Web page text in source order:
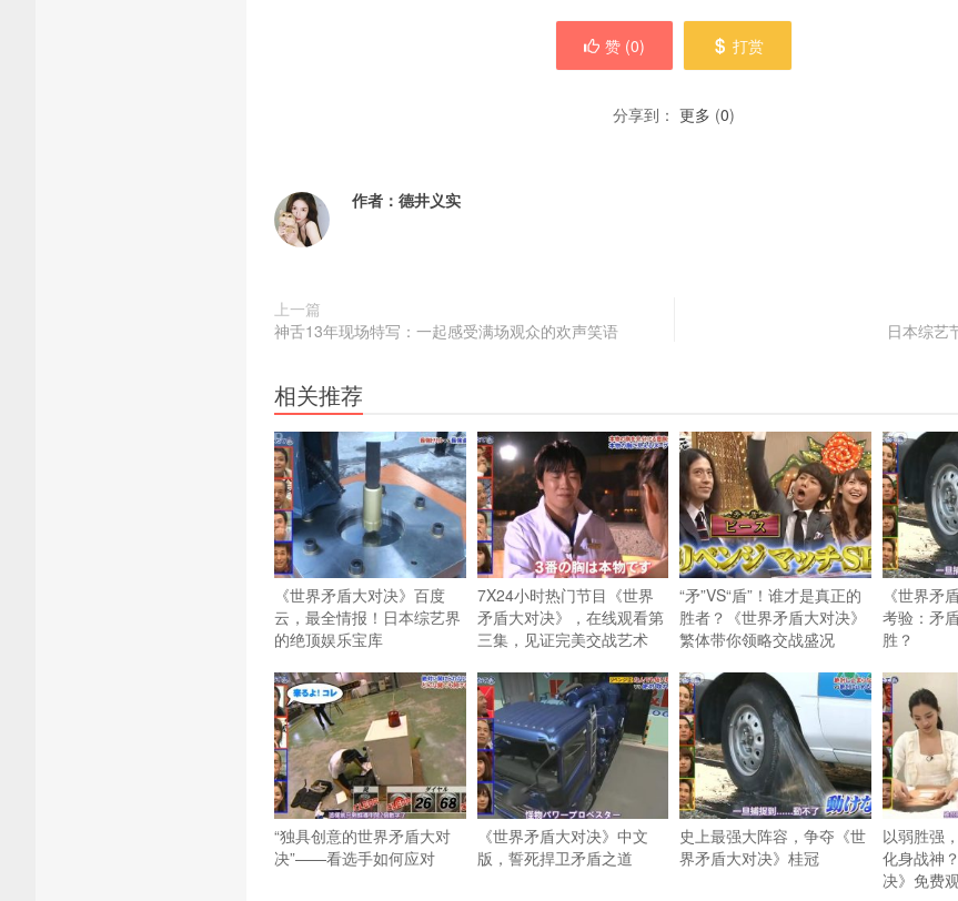
赞 (0) 打赏
分享到： 更多 (0)
作者： 德井义实
上一篇
神舌13年现场特写：一起感受满场观众的欢声笑语
日本综艺
相关推荐
《世界矛盾大对决》百度
云，最全情报！日本综艺界
的绝顶娱乐宝库
7X24小时热门节目《世界
矛盾大对决》，在线观看第
三集，见证完美交战艺术
“矛”VS“盾”！谁才是真正的
胜者？《世界矛盾大对决》
繁体带你领略交战盛况
《世界矛
考验：矛
胜？
“独具创意的世界矛盾大对
决”——看选手如何应对
《世界矛盾大对决》中文
版，誓死捍卫矛盾之道
史上最强大阵容，争夺《世
界矛盾大对决》桂冠
以弱胜强
化身战神
决》免费